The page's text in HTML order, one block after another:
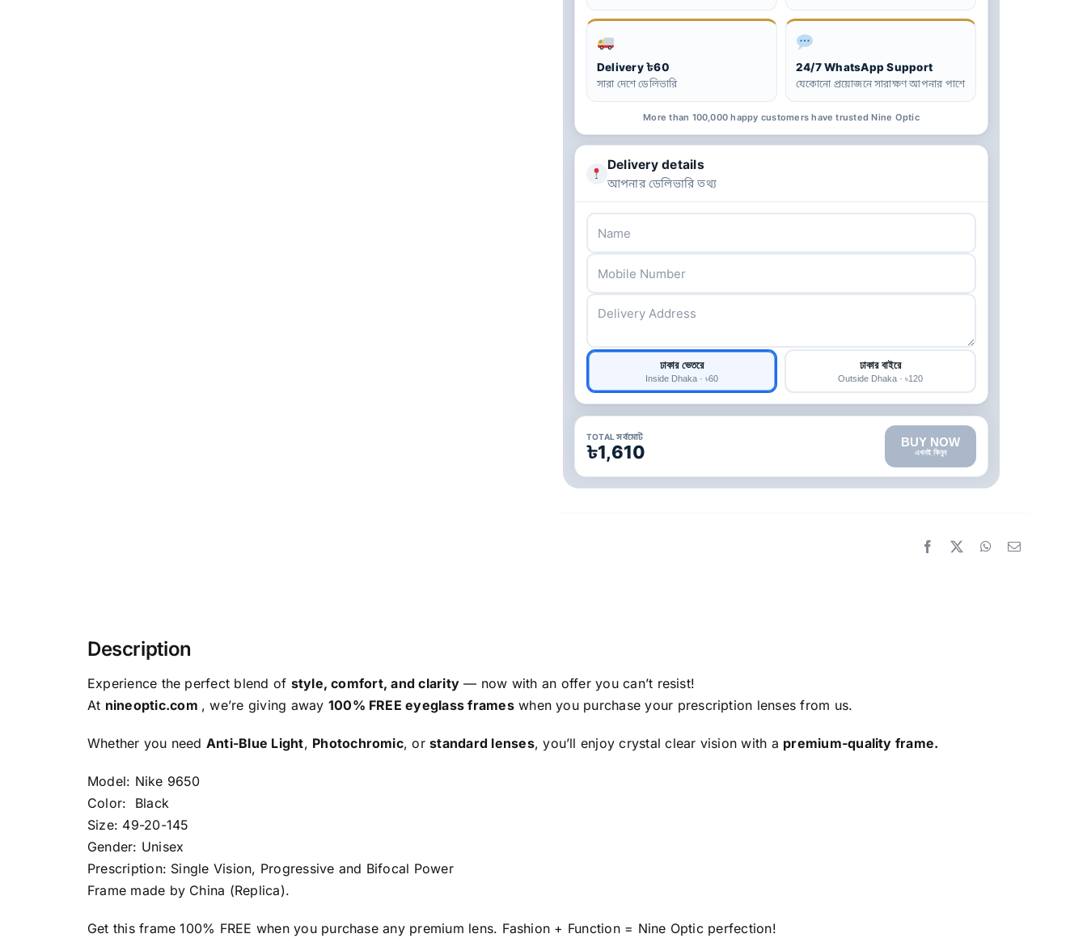
Delivery ৳60
সারা দেশে ডেলিভারি
24/7 WhatsApp Support
যেকোনো প্রয়োজনে সারাক্ষণ আপনার পাশে
More than 100,000 happy customers have trusted Nine Optic
Delivery details
আপনার ডেলিভারি তথ্য
ঢাকার ভেতরে
Inside Dhaka · ৳60
ঢাকার বাইরে
Outside Dhaka · ৳120
TOTAL সর্বমোট
৳1,610 BUY NOW
এখনই কিনুন
Description
Experience the perfect blend of style, comfort, and clarity — now with an offer you can’t resist!
At nineoptic.com , we’re giving away 100% FREE eyeglass frameswhen you purchase your prescription lenses from us.
Whether you need Anti-Blue Light, Photochromic, orstandard lenses, you’ll enjoy crystal clear vision with a premium-quality frame.
Model: Nike 9650
Color: Black
Size: 49-20-145
Gender: Unisex
Prescription: Single Vision, Progressive and Bifocal Power
Frame made by China (Replica).
Get this frame 100% FREE when you purchase any premium lens. Fashion + Function = Nine Optic perfection!